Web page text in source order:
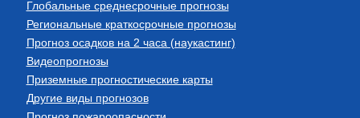
Глобальные среднесрочные прогнозы
Региональные краткосрочные прогнозы
Прогноз осадков на 2 часа (наукастинг)
Видеопрогнозы
Приземные прогностические карты
Другие виды прогнозов